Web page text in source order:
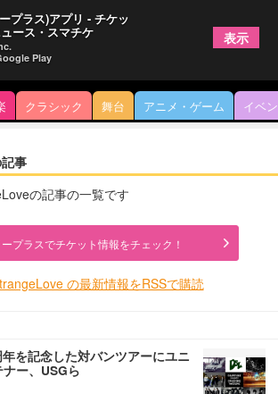
クラシック 舞台 アニメ・ゲーム イベ
事
の記事の一覧です
プラスでチケット情報をチェック！
の最新情報をRSSで購読
を記念した対バンツアーにユニ
ー、USGら
プラス)アプリ - チケッ
ュース・スマチケ
Play
表示